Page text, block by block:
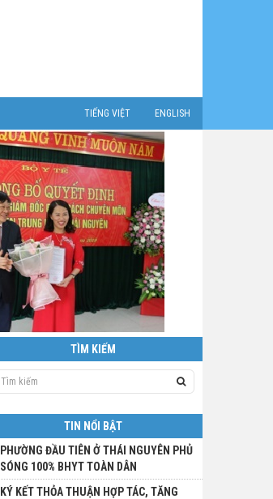
TIẾNG VIỆT ENGLISH
TÌM KIẾM
TIN NỔI BẬT
PHƯỜNG ĐẦU TIÊN Ở THÁI NGUYÊN PHỦ
SÓNG 100% BHYT TOÀN DÂN
KÝ KẾT THỎA THUẬN HỢP TÁC, TĂNG